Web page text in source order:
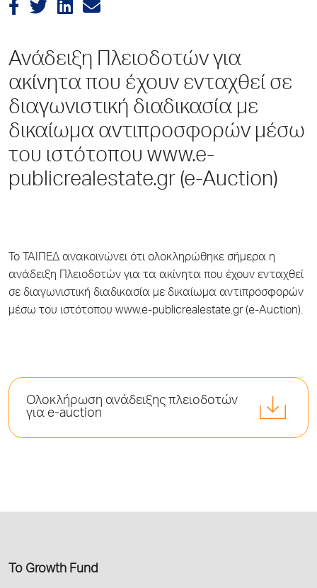
Ανάδειξη Πλειοδοτών για
ακίνητα που έχουν ενταχθεί σε
διαγωνιστική διαδικασία με
δικαίωμα αντιπροσφορών μέσω
του ιστότοπου www.e-
publicrealestate.gr (e-Auction)
Το ΤΑΙΠΕΔ ανακοινώνει ότι ολοκληρώθηκε σήμερα η
ανάδειξη Πλειοδοτών για τα ακίνητα που έχουν ενταχθεί
σε διαγωνιστική διαδικασία με δικαίωμα αντιπροσφορών
μέσω του ιστότοπου www.e-publicrealestate.gr (e-Auction).
Ολοκλήρωση ανάδειξης πλειοδοτών
για e-auction
Το Growth Fund